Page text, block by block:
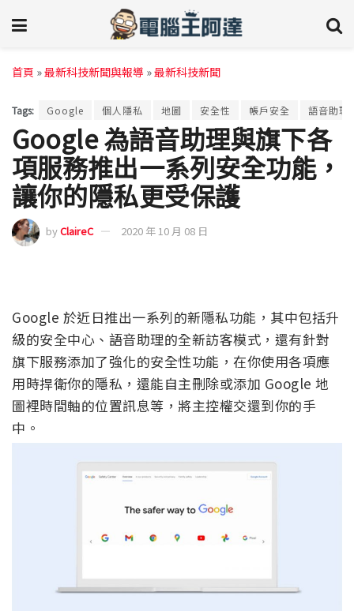
首頁 »最新科技新聞與報導 »最新科技新聞
Tags: Google 個人隱私 地圖 安全性 帳戶安全 語音助理
Google 為語音助理與旗下各
項服務推出一系列安全功能，
讓你的隱私更受保護
byClaireC 2020 年 10 月 08 日
Google 於近日推出一系列的新隱私功能，其中包括升
級的安全中心、語音助理的全新訪客模式，還有針對
旗下服務添加了強化的安全性功能，在你使用各項應
用時捍衛你的隱私，還能自主刪除或添加 Google 地
圖裡時間軸的位置訊息等，將主控權交還到你的手
中。